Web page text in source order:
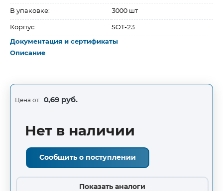
В упаковке: 3000 шт
Корпус: SOT-23
Документация и сертификаты
Описание
Цена от: 0,69 руб.
Нет в наличии
Сообщить о поступлении
Показать аналоги